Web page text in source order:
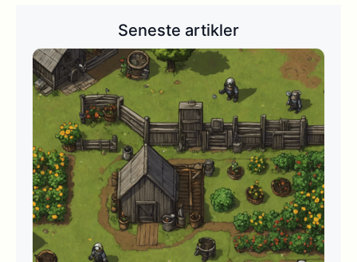
Seneste artikler